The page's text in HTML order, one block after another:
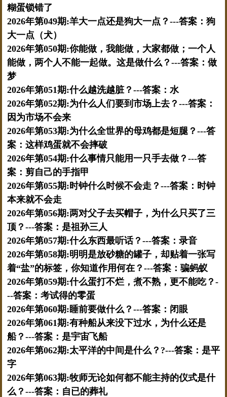
糊蛋锁错了
2026年第049期:羊大一点还是狗大一点？---答案：狗
大一点（犬）
2026年第050期:你能做，我能做，大家都做；一个人
能做，两个人不能一起做。这是做什么？---答案：做
梦
2026年第051期:什么越洗越脏？---答案：水
2026年第052期:为什么人们要到市场上去？---答案：
因为市场不会来
2026年第053期:为什么全世界的母鸡都是短腿？---答
案：这样鸡蛋就不会摔破
2026年第054期:什么事情只能用一只手去做？---答
案：剪自己的手指甲
2026年第055期:时钟什么时候不会走？---答案：时钟
本来就不会走
2026年第056期:两对父子去买帽子，为什么只买了三
顶？---答案：是祖孙三人
2026年第057期:什么东西最听话？---答案：录音
2026年第058期:明明是放砂糖的罐子，却贴着一张写
着“盐”的标签，你知道作用何在？---答案：骗蚂蚁
2026年第059期:什么蛋打不烂，煮不熟，更不能吃？-
--答案：考试得的零蛋
2026年第060期:睡前要做什么？---答案：闭眼
2026年第061期:有种船从来没下过水，为什么还是
船？---答案：是宇宙飞船
2026年第062期:太平洋的中间是什么？?---答案：是平
字
2026年第063期:牧师无论如何都不能主持的仪式是什
么？---答案：自已的葬礼